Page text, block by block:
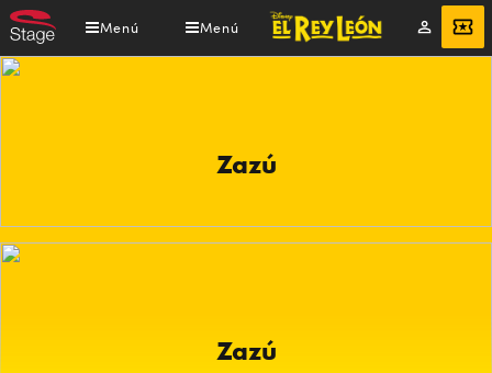
Pasar
al
contenido
Menú Menú
Mi
cuenta
ENTRADAS
Zazú
Zazú